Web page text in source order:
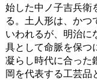
始した中ノ子吉兵衛
る。土人形は、かつ
いわれるが、明治に
具として命脈を保つ
凝らし時代に合った
岡を代表する工芸品